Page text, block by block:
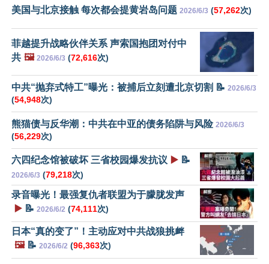
美国与北京接触 每次都会提黄岩岛问题 2026/6/3 (57,262次)
菲越提升战略伙伴关系 声索国抱团对付中
共 🖼️ 2026/6/3 (72,616次)
中共“抛弃式特工”曝光：被捕后立刻遭北京切割 📝 2026/6/3
(54,948次)
熊猫债与反华潮：中共在中亚的债务陷阱与风险 2026/6/3
(56,229次)
六四纪念馆被破坏 三省校园爆发抗议 ▶️ 📝
2026/6/3 (79,218次)
录音曝光！最强复仇者联盟为于朦胧发声
▶️ 📝 2026/6/2 (74,111次)
日本“真的变了”！主动应对中共战狼挑衅
🖼️📝 2026/6/2 (96,363次)